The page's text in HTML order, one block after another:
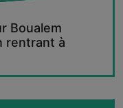
Boualem
rentrant à